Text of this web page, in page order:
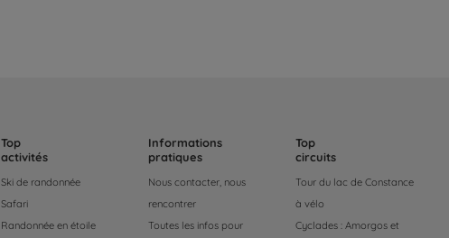
Top
activités
Ski de randonnée
Safari
Randonnée en étoile
Informations
pratiques
Nous contacter, nous
rencontrer
Toutes les infos pour
Top
circuits
Tour du lac de Constance
à vélo
Cyclades : Amorgos et